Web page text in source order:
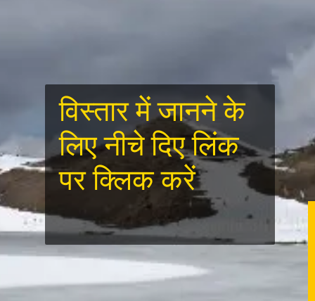
विस्तार में जानने के
लिए नीचे दिए लिंक
पर क्लिक करें